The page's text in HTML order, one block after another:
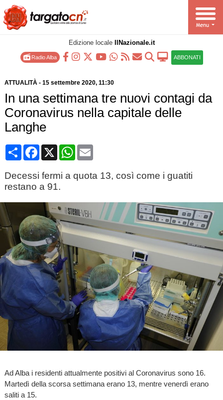
Edizione locale IlNazionale.it
Radio Alba ABBONATI
ATTUALITÀ- 15 settembre 2020, 11:30
In una settimana tre nuovi contagi da
Coronavirus nella capitale delle
Langhe
CondividiFacebook
X WhatsApp
Email
Decessi fermi a quota 13, così come i guatiti
restano a 91.
Ad Alba i residenti attualmente positivi al Coronavirus sono 16.
Martedì della scorsa settimana erano 13, mentre venerdì erano
saliti a 15.